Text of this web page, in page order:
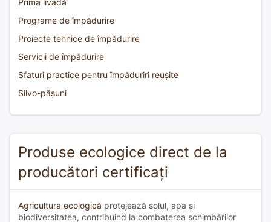
Prima livadă
Programe de împădurire
Proiecte tehnice de împădurire
Servicii de împădurire
Sfaturi practice pentru împăduriri reușite
Silvo-pășuni
Produse ecologice direct de la
producători certificați
Agricultura ecologică protejează solul, apa și
biodiversitatea, contribuind la combaterea schimbărilor